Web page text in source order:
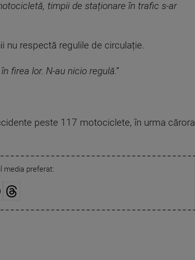
timpii de staționare în trafic s-ar
respectă regulile de circulație.
firea lor. N-au nicio regulă.”
peste 117 motociclete, în urma cărora
media preferat: